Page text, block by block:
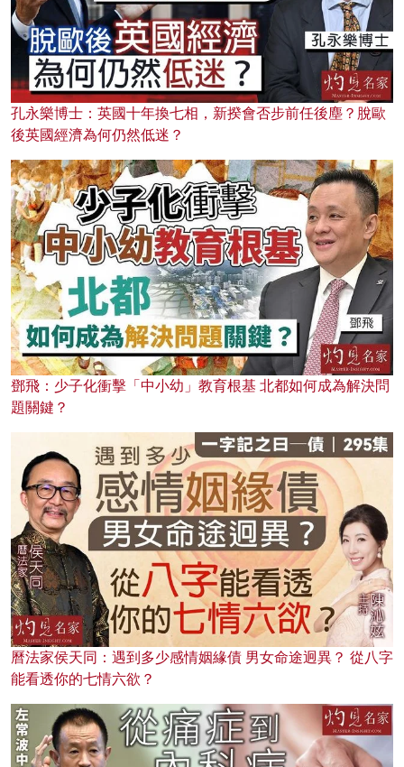
孔永樂博士：英國十年換七相，新揆會否步前任後塵？脫歐
後英國經濟為何仍然低迷？
鄧飛：少子化衝擊「中小幼」教育根基 北都如何成為解決問
題關鍵？
曆法家侯天同：遇到多少感情姻緣債 男女命途迥異？ 從八字
能看透你的七情六欲？